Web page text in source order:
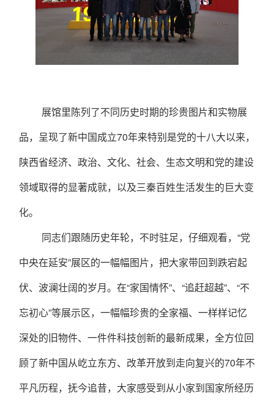
展馆里陈列了不同历史时期的珍贵图片和实物展
品，呈现了新中国成立70年来特别是党的十八大以来，
陕西省经济、政治、文化、社会、生态文明和党的建设
领域取得的显著成就，以及三秦百姓生活发生的巨大变
化。
同志们跟随历史年轮，不时驻足，仔细观看，“党
中央在延安”展区的一幅幅图片，把大家带回到跌宕起
伏、波澜壮阔的岁月。在“家国情怀”、“追赶超越”、“不
忘初心”等展示区，一幅幅珍贵的全家福、一样样记忆
深处的旧物件、一件件科技创新的最新成果，全方位回
顾了新中国从屹立东方、改革开放到走向复兴的70年不
平凡历程，抚今追昔，大家感受到从小家到国家所经历